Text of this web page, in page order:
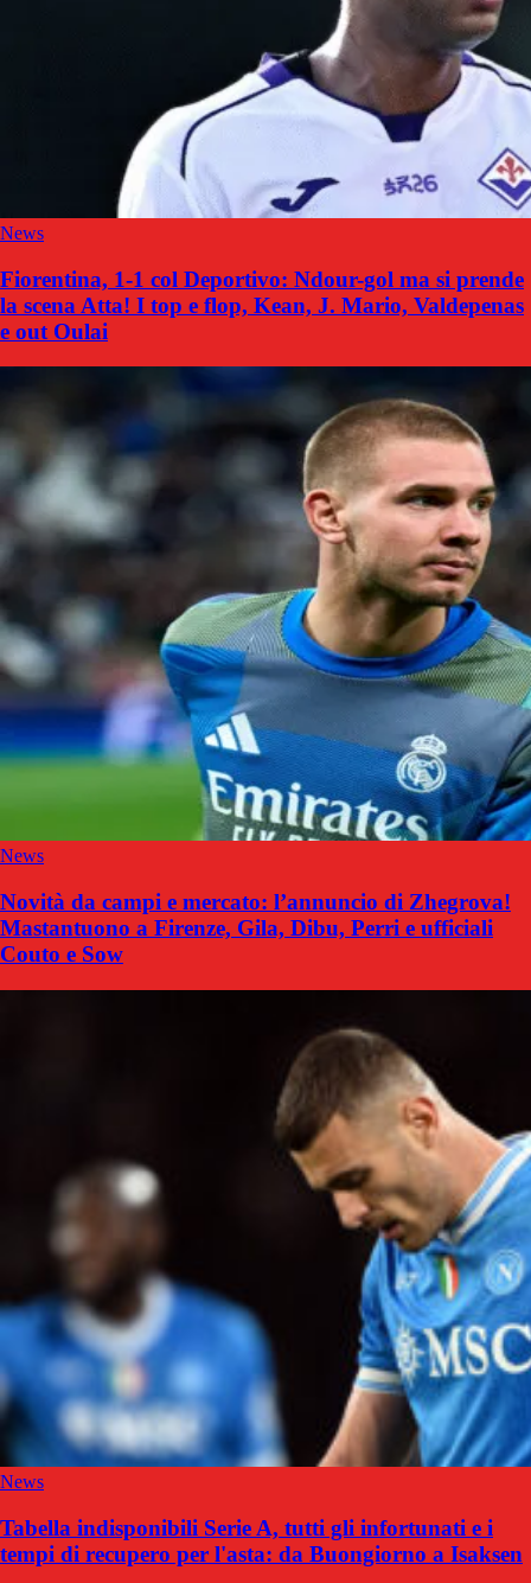
News
Fiorentina, 1-1 col Deportivo: Ndour-gol ma si prende
la scena Atta! I top e flop, Kean, J. Mario, Valdepenas
e out Oulai
News
Novità da campi e mercato: l’annuncio di Zhegrova!
Mastantuono a Firenze, Gila, Dibu, Perri e ufficiali
Couto e Sow
News
Tabella indisponibili Serie A, tutti gli infortunati e i
tempi di recupero per l'asta: da Buongiorno a Isaksen